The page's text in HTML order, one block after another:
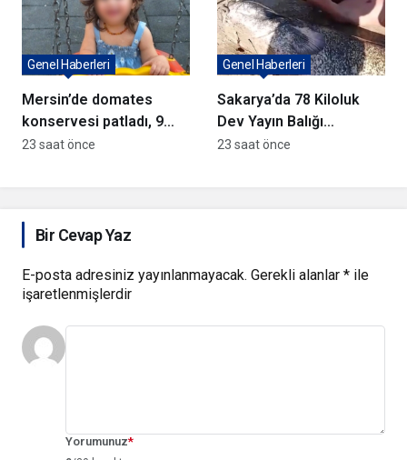
Mersin’de domates
konservesi patladı, 9
aylık bebek yaralandı
Genel Haberleri
23 saat önce
Sakarya’da 78 Kiloluk
Dev Yayın Balığı
Yakalandı
Genel Haberleri
23 saat önce
Bir Cevap Yaz
E-posta adresiniz yayınlanmayacak. Gerekli alanlar * ile
işaretlenmişlerdir
Yorumunuz*